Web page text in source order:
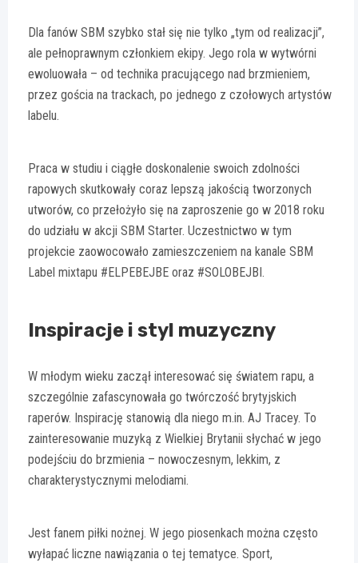
Dla fanów SBM szybko stał się nie tylko „tym od realizacji”,
ale pełnoprawnym członkiem ekipy. Jego rola w wytwórni
ewoluowała – od technika pracującego nad brzmieniem,
przez gościa na trackach, po jednego z czołowych artystów
labelu.
Praca w studiu i ciągłe doskonalenie swoich zdolności
rapowych skutkowały coraz lepszą jakością tworzonych
utworów, co przełożyło się na zaproszenie go w 2018 roku
do udziału w akcji SBM Starter. Uczestnictwo w tym
projekcie zaowocowało zamieszczeniem na kanale SBM
Label mixtapu #ELPEBEJBE oraz #SOLOBEJBI.
Inspiracje i styl muzyczny
W młodym wieku zaczął interesować się światem rapu, a
szczególnie zafascynowała go twórczość brytyjskich
raperów. Inspirację stanowią dla niego m.in. AJ Tracey. To
zainteresowanie muzyką z Wielkiej Brytanii słychać w jego
podejściu do brzmienia – nowoczesnym, lekkim, z
charakterystycznymi melodiami.
Jest fanem piłki nożnej. W jego piosenkach można często
wyłapać liczne nawiązania o tej tematyce. Sport,